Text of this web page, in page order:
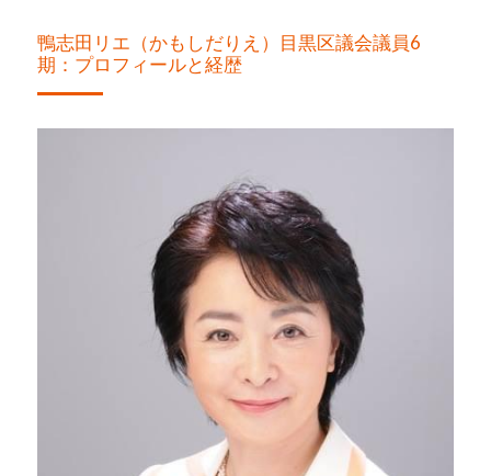
鴨志田リエ（かもしだりえ）目黒区議会議員6
期：プロフィールと経歴